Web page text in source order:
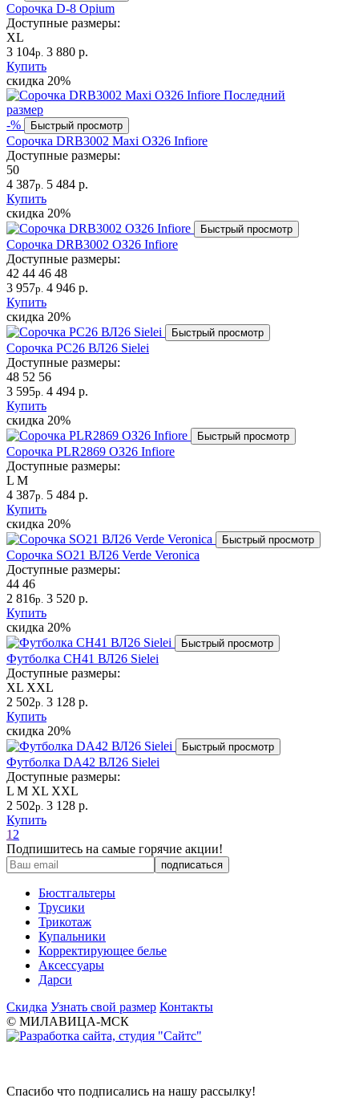
Сорочка D-8 Opium
Доступные размеры:
XL
3 104р. 3 880 р.
Купить
скидка 20%
Последний
размер
-%
Быстрый просмотр
Сорочка DRB3002 Maxi ОЗ26 Infiore
Доступные размеры:
50
4 387р. 5 484 р.
Купить
скидка 20%
Быстрый просмотр
Сорочка DRB3002 ОЗ26 Infiore
Доступные размеры:
42 44 46 48
3 957р. 4 946 р.
Купить
скидка 20%
Быстрый просмотр
Сорочка PC26 ВЛ26 Sielei
Доступные размеры:
48 52 56
3 595р. 4 494 р.
Купить
скидка 20%
Быстрый просмотр
Сорочка PLR2869 ОЗ26 Infiore
Доступные размеры:
L M
4 387р. 5 484 р.
Купить
скидка 20%
Быстрый просмотр
Сорочка SO21 ВЛ26 Verde Veronica
Доступные размеры:
44 46
2 816р. 3 520 р.
Купить
скидка 20%
Быстрый просмотр
Футболка CH41 ВЛ26 Sielei
Доступные размеры:
XL XXL
2 502р. 3 128 р.
Купить
скидка 20%
Быстрый просмотр
Футболка DA42 ВЛ26 Sielei
Доступные размеры:
L M XL XXL
2 502р. 3 128 р.
Купить
1 2
Подпишитесь на самые горячие акции!
Бюстгальтеры
Трусики
Трикотаж
Купальники
Корректирующее белье
Аксессуары
Дарси
Скидка Узнать свой размер Контакты
© МИЛАВИЦА-МСК
Спасибо что подписались на нашу рассылку!